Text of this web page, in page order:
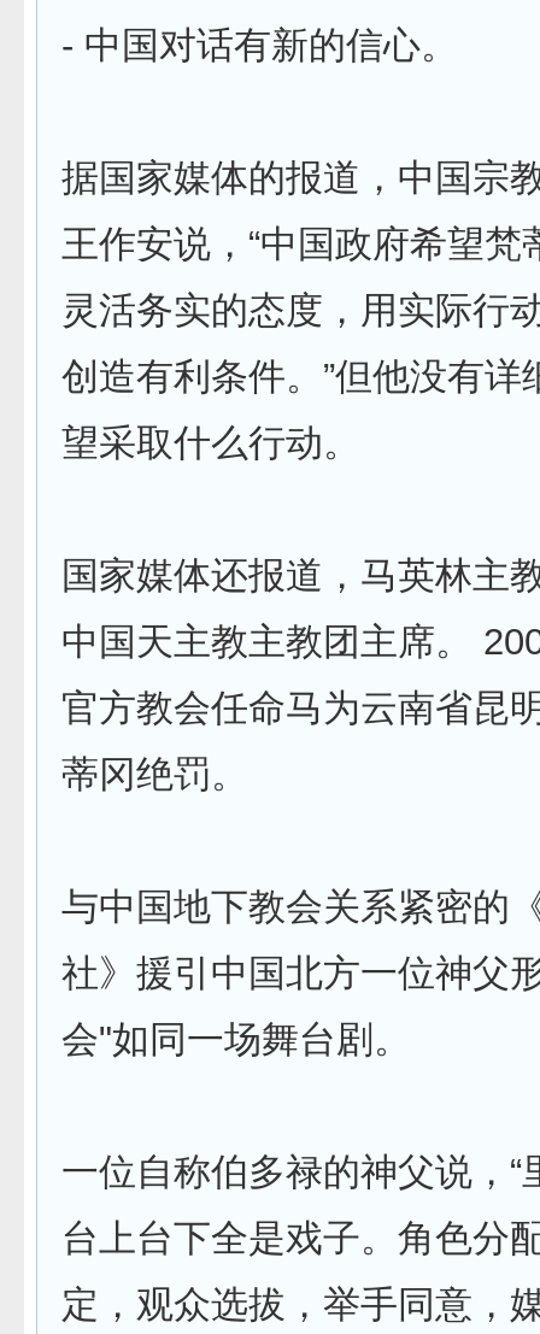
- 中国对话有新的信心。
据国家媒体的报道，中国宗
王作安说，“中国政府希望梵
灵活务实的态度，用实际行
创造有利条件。”但他没有详
望采取什么行动。
国家媒体还报道，马英林主
中国天主教主教团主席。
官方教会任命马为云南省昆
蒂冈绝罚。
与中国地下教会关系紧密的
社》援引中国北方一位神父
会"如同一场舞台剧。
一位自称伯多禄的神父说，“
台上台下全是戏子。角色分
定，观众选拔，举手同意，